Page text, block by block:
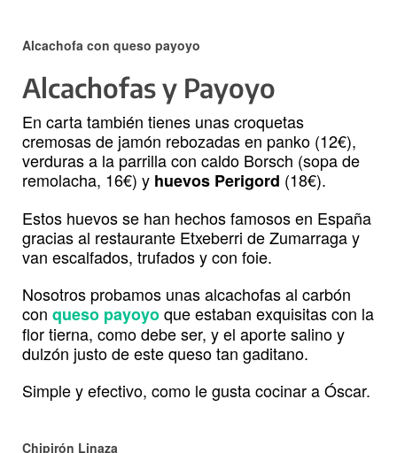
Alcachofa con queso payoyo
Alcachofas y Payoyo
En carta también tienes unas croquetas
cremosas de jamón rebozadas en panko (12€),
verduras a la parrilla con caldo Borsch (sopa de
remolacha, 16€) y huevos Perigord (18€).
Estos huevos se han hechos famosos en España
gracias al restaurante Etxeberri de Zumarraga y
van escalfados, trufados y con foie.
Nosotros probamos unas alcachofas al carbón
con queso payoyoque estaban exquisitas con la
flor tierna, como debe ser, y el aporte salino y
dulzón justo de este queso tan gaditano.
Simple y efectivo, como le gusta cocinar a Óscar.
Chipirón Linaza